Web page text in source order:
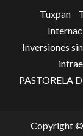
Tuxpan
Inversiones
PASTORELA
Copyright ©